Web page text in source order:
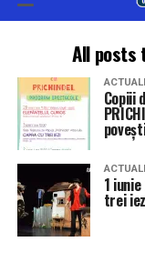
All posts
Copiii
1
trei